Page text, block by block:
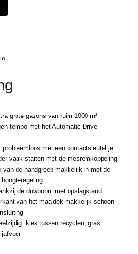
grote gazons van ruim 1000 m²
tempo met het Automatic Drive
probleemloos met een contactsleuteltje
vaak starten met de mesremkoppeling
van de handgreep makkelijk in met de
de duwboom met opslagstand
van het maaidek makkelijk schoon
kies tussen recyclen, gras